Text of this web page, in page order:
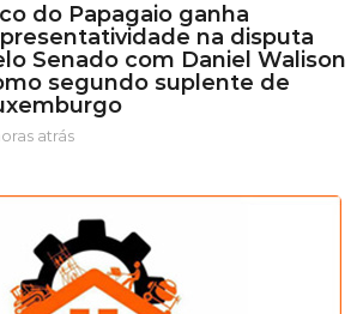
s
o
r
a
s
a
s
do Papagaio ganha
na disputa
Senado com Daniel Walison
segundo suplente de
atrás8
r
a
s
a
t